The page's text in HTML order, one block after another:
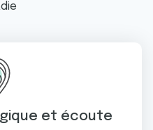
et écoute